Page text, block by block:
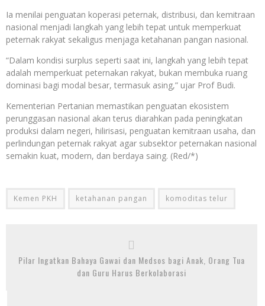
Ia menilai penguatan koperasi peternak, distribusi, dan kemitraan
nasional menjadi langkah yang lebih tepat untuk memperkuat
peternak rakyat sekaligus menjaga ketahanan pangan nasional.
“Dalam kondisi surplus seperti saat ini, langkah yang lebih tepat
adalah memperkuat peternakan rakyat, bukan membuka ruang
dominasi bagi modal besar, termasuk asing,” ujar Prof Budi.
Kementerian Pertanian memastikan penguatan ekosistem
perunggasan nasional akan terus diarahkan pada peningkatan
produksi dalam negeri, hilirisasi, penguatan kemitraan usaha, dan
perlindungan peternak rakyat agar subsektor peternakan nasional
semakin kuat, modern, dan berdaya saing. (Red/*)
Kemen PKH ketahanan pangan komoditas telur
Pilar Ingatkan Bahaya Gawai dan Medsos bagi Anak, Orang Tua
dan Guru Harus Berkolaborasi